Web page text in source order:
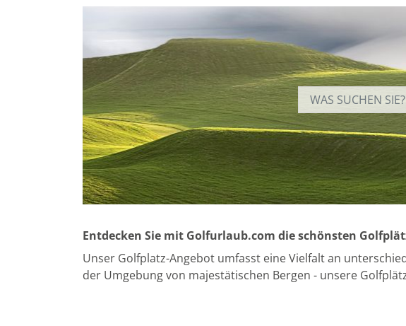
Entdecken Sie mit Golfurlaub.com die schönsten
Unser Golfplatz-Angebot umfasst eine Vielfalt an
der Umgebung von majestätischen Bergen - unsere